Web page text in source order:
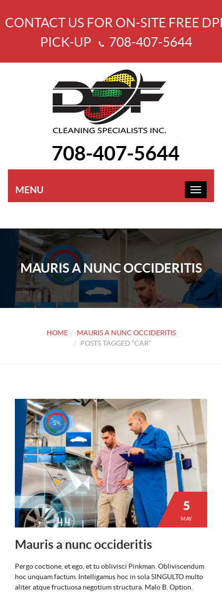
CONTACT US FOR ON-SITE FREE
PICK-UP
708-407-5644
708-407-5644
MENU
MAURIS A NUNC OCCIDERITIS
HOME
MAURIS A NUNC OCCIDERITIS
POSTS TAGGED “CAR”
5
MAY
Mauris a nunc occideritis
Pergo coctione, et ego, et tu oblivisci Pinkman. Obliviscendum
hoc unquam factum. Intelligamus hoc in sola SINGULTO multo
aliter atque fructuosa negotium structura. Malo B. Option.